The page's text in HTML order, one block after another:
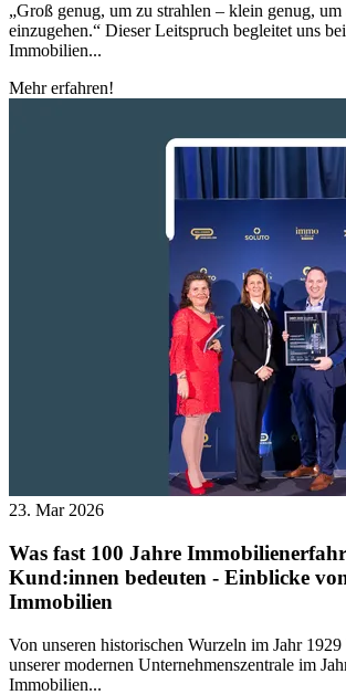
„Groß genug, um zu strahlen – klein genug,
einzugehen.“ Dieser Leitspruch begleitet uns
Immobilien...
Mehr erfahren!
23. Mar 2026
Was fast 100 Jahre
Kund:innen bedeuten - Einblicke
Immobilien
Von unseren historischen Wurzeln im Jahr
unserer modernen Unternehmenszentrale im
Immobilien...